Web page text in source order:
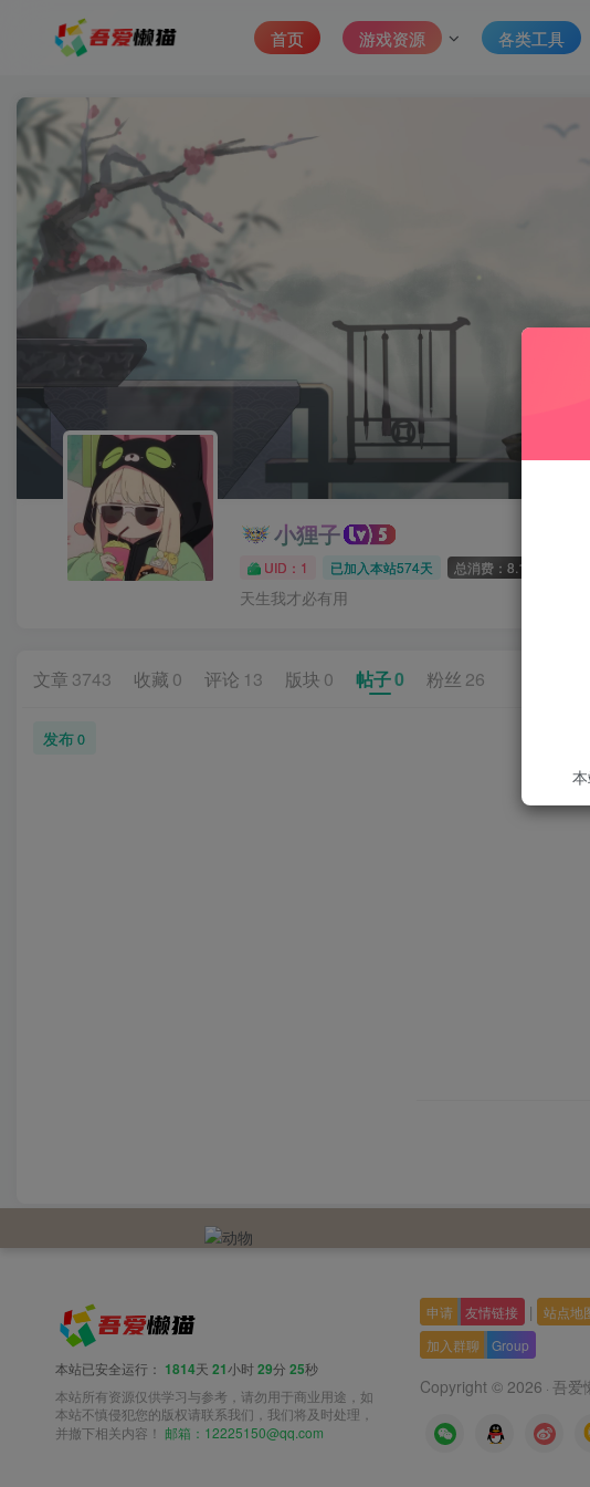
首页 游戏资源 各类工具
小狸子
UID：1 已加入本站574天 总消费：8.10 永
天生我才必有用
文章 3743 收藏 0 评论 13 版块 0 帖子0 粉丝 26
发布0
本站已安全运行： 1814天 21小时29分 26秒
本站所有资源仅供学习与参考，请勿用于商业用途，如
本站不慎侵犯您的版权请联系我们，我们将及时处理，
并撤下相关内容！ 邮箱：12225150@qq.com
申请 友情链接 | 站点地
加入群聊 Group
Copyright © 2026 · 吾爱